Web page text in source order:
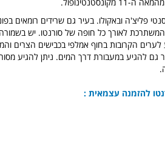
פליצ'ה ובאקולו. בעיר גם שרידים רומאים
לאורך כל חופה של סורנטו. יש בשמורה
לערים הקרובות בחוף אמלפי בכבישים הצרים
גם להגיע במעבורת דרך המים. ניתן להגיע
להזמנה עצמאית :